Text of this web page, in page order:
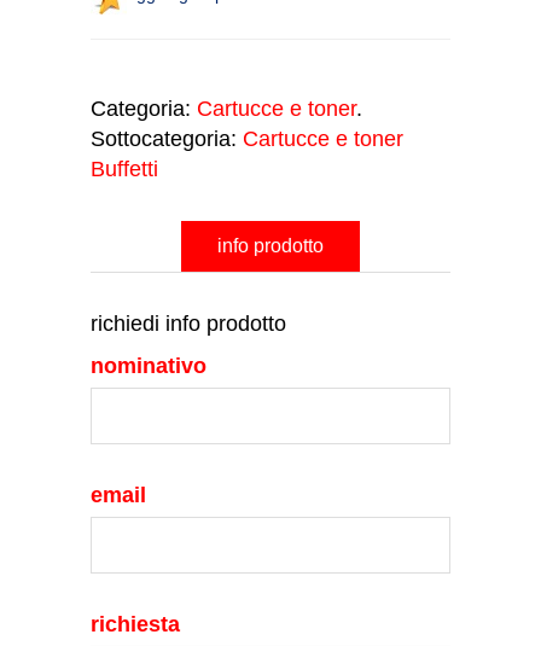
Categoria: Cartucce e toner.
Sottocategoria: Cartucce e toner
Buffetti
info prodotto
richiedi info prodotto
nominativo
email
richiesta